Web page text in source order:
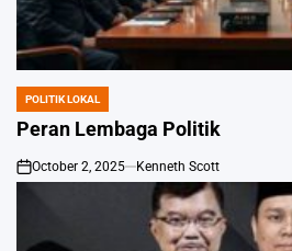
POSTED
IN
POLITIK LOKAL
Peran Lembaga Politik
on
October 2, 2025 Kenneth Scott